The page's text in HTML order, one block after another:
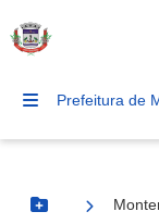
Prefeitura de
Botão Menu